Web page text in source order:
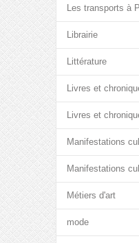
Les transports à
Librairie
Littérature
Livres et
Livres et
Manifestations
Manifestations
Métiers d'art
mode